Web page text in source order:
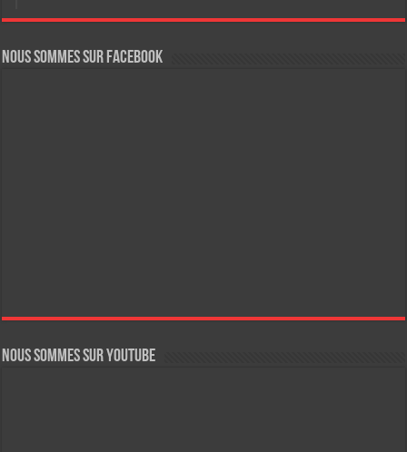
Nous sommes sur FaceBook
Nous sommes sur YouTube